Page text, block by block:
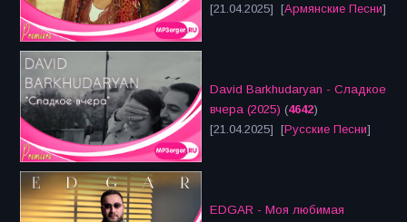
[21.04.2025] [Армянские Песни]
David Barkhudaryan - Сладкое
вчера (2025) (4642)
[21.04.2025] [Русские Песни]
EDGAR - Моя любимая